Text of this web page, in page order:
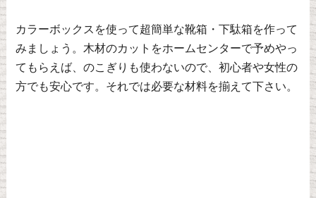
カラーボックスを使って超簡単な靴箱・下駄箱を作って
みましょう。木材のカットをホームセンターで予めやっ
てもらえば、のこぎりも使わないので、初心者や女性の
方でも安心です。それでは必要な材料を揃えて下さい。